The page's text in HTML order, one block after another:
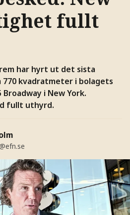
fullt
har hyrt ut det sista
kvadratmeter i bolagets
i New York.
fullt uthyrd.